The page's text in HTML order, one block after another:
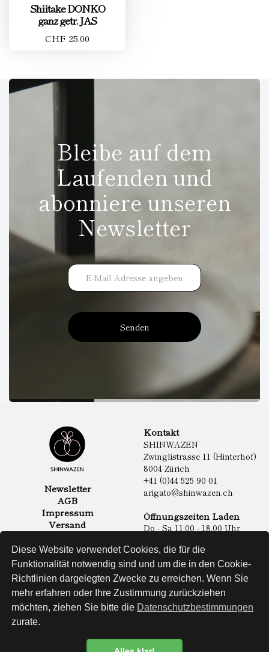
Diese Website verwendet Cookies, die für die
Funktionalität notwendig sind und um die in den Cookie-
Richtlinien dargelegten Zwecke zu erreichen. Wenn Sie
mehr erfahren oder Ihre Zustimmung zurückziehen
möchten, ziehen Sie bitte die Datenschutzbestimmungen
zurate.
Shiitake DONKO
ganz getr. JAS
CHF 25.00
Bleibe auf dem
Laufenden und
abonniere unseren
Newsletter
Senden
Newsletter
AGB
Impressum
Versand
Kontakt
SHINWAZEN
Zwinglistrasse 11 (Hinterhof)
8004 Zürich
+41 (0)44 525 90 01
arigato@shinwazen.ch
Öffnungszeiten Laden
Do - Sa 11.00 - 18.00 Uhr
Online Shop
Lebensmittel
Sake & Shochu
Non Food
Spirituosen